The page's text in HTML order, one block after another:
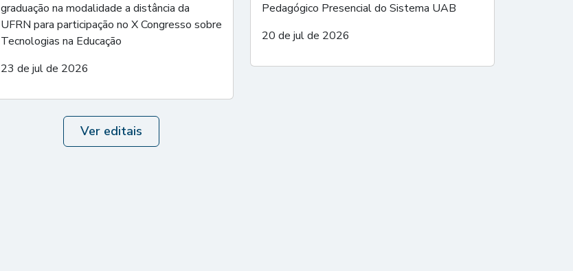
graduação na modalidade a distância da
UFRN para participação no X Congresso sobre
Tecnologias na Educação
23 de jul de 2026
Pedagógico Presencial do Sistema UAB
20 de jul de 2026
Ver editais